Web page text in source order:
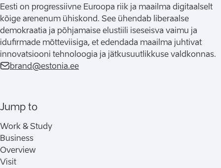
Eesti on progressiivne Euroopa riik ja maailma digitaalselt
kõige arenenum ühiskond. See ühendab liberaalse
demokraatia ja põhjamaise elustiili iseseisva vaimu ja
idufirmade mõtteviisiga, et edendada maailma juhtivat
innovatsiooni tehnoloogia ja jätkusuutlikkuse valdkonnas.
brand@estonia.ee
Jump to
Work & Study
Business
Overview
Visit